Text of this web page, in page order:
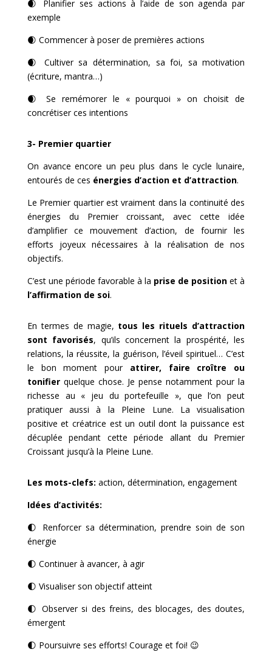
🌒 Planifier ses actions à l’aide de son agenda par
exemple
🌒 Commencer à poser de premières actions
🌒 Cultiver sa détermination, sa foi, sa motivation
(écriture, mantra…)
🌒 Se remémorer le « pourquoi » on choisit de
concrétiser ces intentions
3- Premier quartier
On avance encore un peu plus dans le cycle lunaire,
entourés de ces énergies d’action et d’attraction.
Le Premier quartier est vraiment dans la continuité des
énergies du Premier croissant, avec cette idée
d’amplifier ce mouvement d’action, de fournir les
efforts joyeux nécessaires à la réalisation de nos
objectifs.
C’est une période favorable à la prise de position et à
l’affirmation de soi.
En termes de magie, tous les rituels d’attraction
sont favorisés, qu’ils concernent la prospérité, les
relations, la réussite, la guérison, l’éveil spirituel… C’est
le bon moment pour attirer, faire croître ou
tonifierquelque chose. Je pense notamment pour la
richesse au « jeu du portefeuille », que l’on peut
pratiquer aussi à la Pleine Lune. La visualisation
positive et créatrice est un outil dont la puissance est
décuplée pendant cette période allant du Premier
Croissant jusqu’à la Pleine Lune.
Les mots-clefs: action, détermination, engagement
Idées d’activités:
🌓 Renforcer sa détermination, prendre soin de son
énergie
🌓 Continuer à avancer, à agir
🌓 Visualiser son objectif atteint
🌓 Observer si des freins, des blocages, des doutes,
émergent
🌓 Poursuivre ses efforts! Courage et foi! 😉